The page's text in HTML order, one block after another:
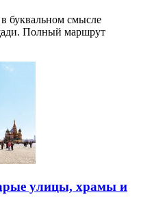
буквальном смысле
Полный маршрут
улицы, храмы и